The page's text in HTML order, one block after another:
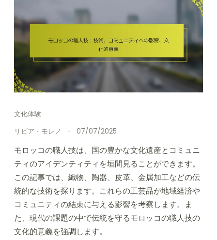
文化体験
リビア・モレノ
07/07/2025
モロッコの職人技は、国の豊かな文化遺産とコミュニ
ティのアイデンティティを垣間見ることができます。
この記事では、織物、陶器、皮革、金属加工などの伝
統的な技術を探ります。これらの工芸品が地域経済や
コミュニティの結束に与える影響を考察します。ま
た、現代の課題の中で伝統を守るモロッコの職人技の
文化的意義を強調します。